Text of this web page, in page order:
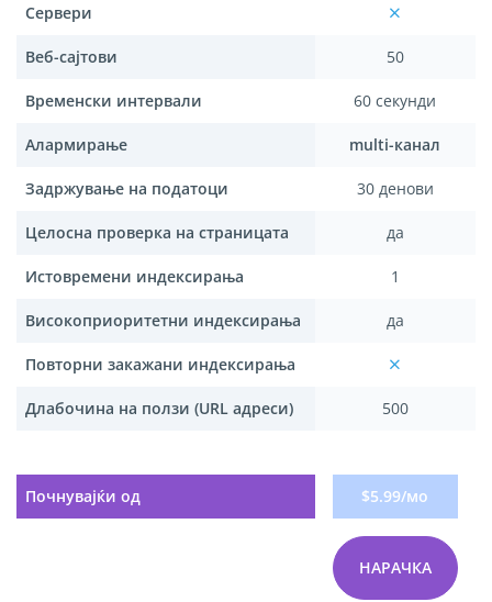
Сервери
Веб-сајтови
Временски интервали
Алармирање
Задржување на податоци
Целосна проверка на страницата
Истовремени индексирања
Високоприоритетни индексирања
Повторни закажани индексирања
Длабочина на ползи (URL адреси)
Почнувајќи од
50
60 секунди
multi-канал
30 денови
да
1
да
500
$5.99/мо
НАРАЧКА